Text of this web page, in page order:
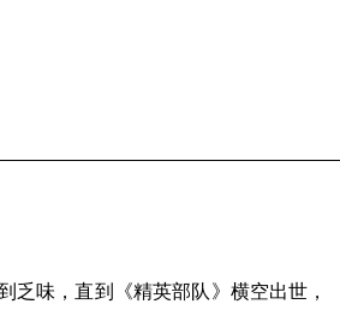
味，直到《精英部队》横空出世，